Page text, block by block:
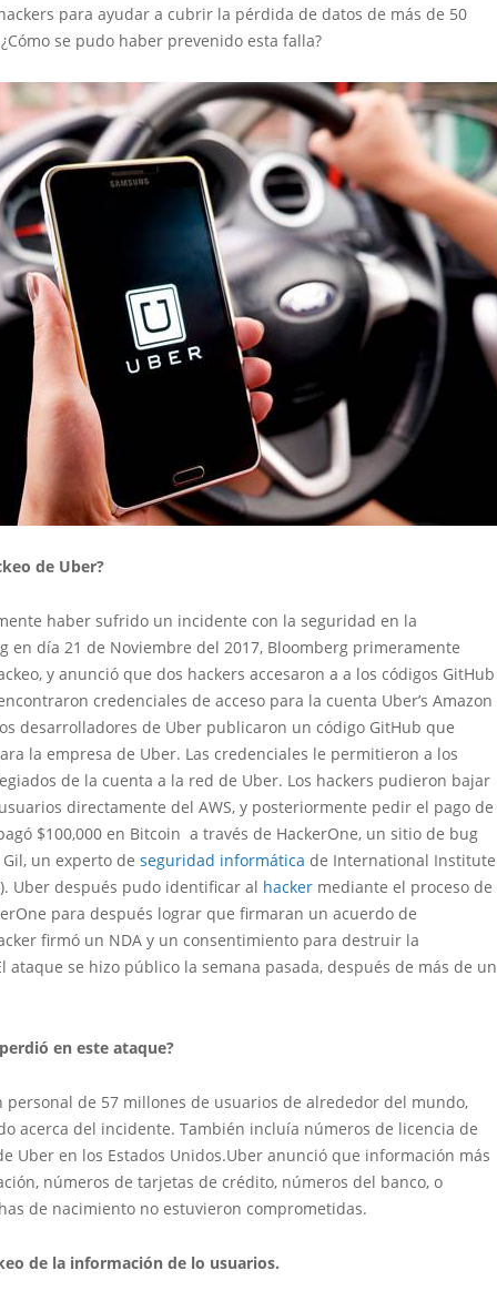
para ayudar a cubrir la pérdida de datos de más de 50
se pudo haber prevenido esta falla?
de Uber?
haber sufrido un incidente con la seguridad en la
en día 21 de Noviembre del 2017, Bloomberg primeramente
y anunció que dos hackers accesaron a a los códigos GitHub
credenciales de acceso para la cuenta Uber’s Amazon
desarrolladores de Uber publicaron un código GitHub que
la empresa de Uber. Las credenciales le permitieron a los
de la cuenta a la red de Uber. Los hackers pudieron bajar
directamente del AWS, y posteriormente pedir el pago de
$100,000 en Bitcoin a través de HackerOne, un sitio de bug
un experto de seguridad informática de International Institute
Uber después pudo identificar al hacker mediante el proceso de
para después lograr que firmaran un acuerdo de
firmó un NDA y un consentimiento para destruir la
ataque se hizo público la semana pasada, después de más de un
en este ataque?
personal de 57 millones de usuarios de alrededor del mundo,
acerca del incidente. También incluía números de licencia de
Uber en los Estados Unidos.Uber anunció que información más
números de tarjetas de crédito, números del banco, o
de nacimiento no estuvieron comprometidas.
de la información de lo usuarios.